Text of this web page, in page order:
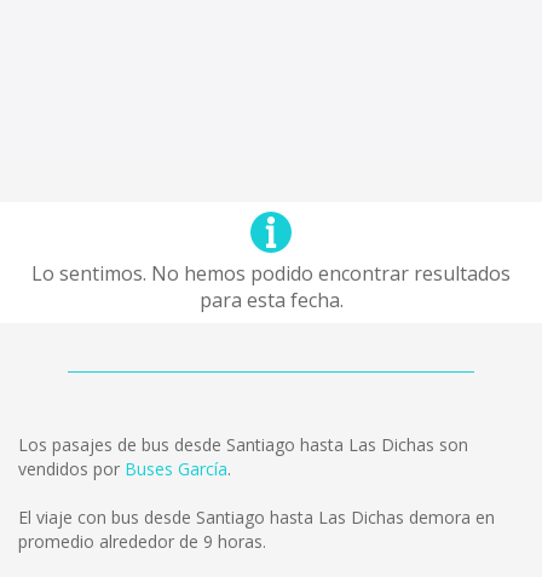
Lo sentimos. No hemos podido encontrar resultados
para esta fecha.
Los pasajes de bus desde Santiago hasta Las Dichas son
vendidos por Buses García.
El viaje con bus desde Santiago hasta Las Dichas demora en
promedio alrededor de 9 horas.